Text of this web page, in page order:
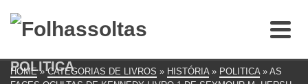
POLITICA
HOME » CATEGORIAS DE LIVROS » HISTÓRIA » POLITICA » AS